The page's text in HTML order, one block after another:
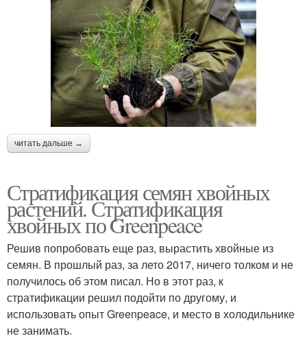
читать дальше →
Стратификация семян хвойных
растений. Стратификация
хвойных по Greenpeace
Решив попробовать еще раз, вырастить хвойные из
семян. В прошлый раз, за лето 2017, ничего толком и не
получилось об этом писал. Но в этот раз, к
стратификации решил подойти по другому, и
использовать опыт Greenpeace, и место в холодильнике
не занимать.